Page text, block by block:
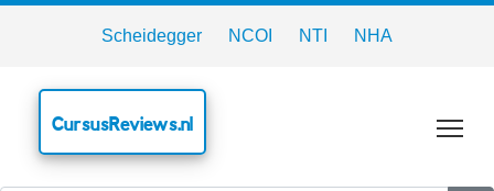
Scheidegger NCOI NTI NHA
CursusReviews.nl